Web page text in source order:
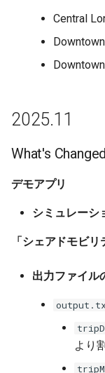
Central
2025.11
What's Changed
デモアプリ
シミュレーシ
「シェアドモビ
出力ファイル
より